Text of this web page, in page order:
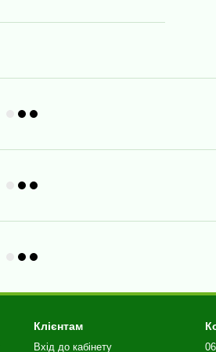
Клієнтам
Вхід до кабінету